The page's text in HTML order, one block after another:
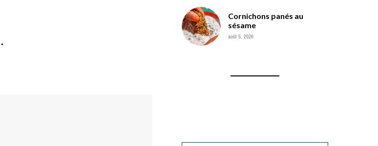
*
Cornichons panés au
sésame
août 5, 2026